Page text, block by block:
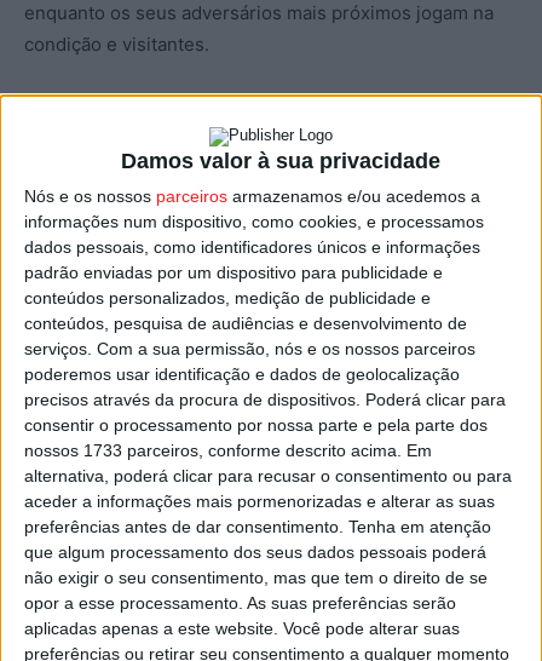
Damos valor à sua privacidade
Nós e os nossos parceiros armazenamos e/ou acedemos a
informações num dispositivo, como cookies, e processamos
dados pessoais, como identificadores únicos e informações
padrão enviadas por um dispositivo para publicidade e
conteúdos personalizados, medição de publicidade e
conteúdos, pesquisa de audiências e desenvolvimento de
serviços. Com a sua permissão, nós e os nossos parceiros
poderemos usar identificação e dados de geolocalização
precisos através da procura de dispositivos. Poderá clicar para
consentir o processamento por nossa parte e pela parte dos
nossos 1733 parceiros, conforme descrito acima. Em
alternativa, poderá clicar para recusar o consentimento ou para
aceder a informações mais pormenorizadas e alterar as suas
preferências antes de dar consentimento. Tenha em atenção
que algum processamento dos seus dados pessoais poderá
não exigir o seu consentimento, mas que tem o direito de se
opor a esse processamento. As suas preferências serão
aplicadas apenas a este website. Você pode alterar suas
preferências ou retirar seu consentimento a qualquer momento
enquanto os seus adversários mais próximos jogam na
condição e visitantes.
Cinfães – Moimenta da Beira
Sampedrense – Nespereira
Paivense – Lusitano de Vildemoinhos
Nelas – Sporting de Lamego
Penalva do Castelo – Oliveira de Frades
Mangualde – Ferreira d’ Aves
Sátão – Canas de Senhorim
Vouzelenses – Castro Daire
Vale de Açores – Resende
Os jogos começam pelas 15:00 deste domingo.
Esta e outras notícias para ouvir na Estação Diária – 96.8